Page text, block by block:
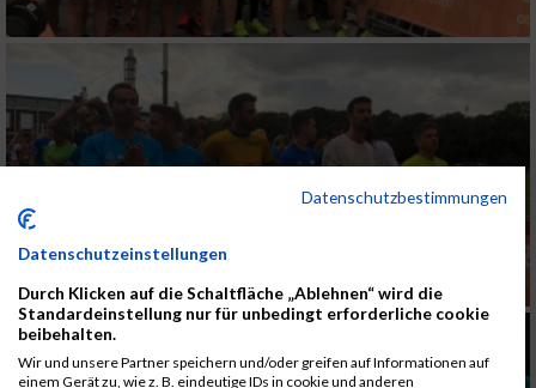
Datenschutzbestimmungen
Datenschutzeinstellungen
Durch Klicken auf die Schaltfläche „Ablehnen“ wird die
Standardeinstellung nur für unbedingt erforderliche cookie
beibehalten.
Wir und unsere Partner speichern und/oder greifen auf Informationen auf
einem Gerät zu, wie z. B. eindeutige IDs in cookie und anderen